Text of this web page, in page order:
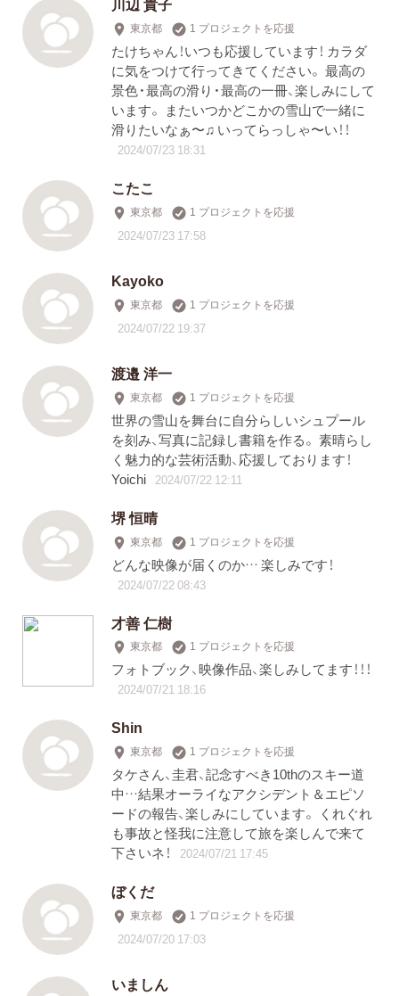
東京都 1 プロジェクトを応援
たけちゃん！いつも応援しています！ カラダ
に気をつけて行ってきてください。 最高の
景色・最高の滑り・最高の一冊、楽しみにして
います。 またいつかどこかの雪山で一緒に
滑りたいなぁ〜♫ いってらっしゃ〜い！！
2024/07/23 18:31
こたこ
東京都 1 プロジェクトを応援
2024/07/23 17:58
Kayoko
東京都 1 プロジェクトを応援
2024/07/22 19:37
渡邉 洋一
東京都 1 プロジェクトを応援
世界の雪山を舞台に自分らしいシュプール
を刻み、写真に記録し書籍を作る。 素晴らし
く魅力的な芸術活動、応援しております！
Yoichi 2024/07/22 12:11
堺 恒晴
東京都 1 プロジェクトを応援
どんな映像が届くのか… 楽しみです！
2024/07/22 08:43
才善 仁樹
東京都 1 プロジェクトを応援
フォトブック、映像作品、楽しみしてます！！！
2024/07/21 18:16
Shin
東京都 1 プロジェクトを応援
タケさん、圭君、記念すべき10thのスキー道
中…結果オーライなアクシデント＆エピソ
ードの報告、楽しみにしています。 くれぐれ
も事故と怪我に注意して旅を楽しんで来て
下さいネ！
2024/07/21 17:45
ぼくだ
東京都 1 プロジェクトを応援
2024/07/20 17:03
いましん